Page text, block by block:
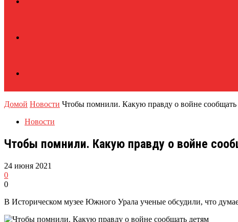
Домой Новости Чтобы помнили. Какую правду о войне сообщать
Новости
Чтобы помнили. Какую правду о войне
24 июня 2021
0
0
В Историческом музее Южного Урала ученые обсудили, что